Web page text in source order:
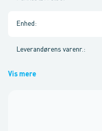
Enhed :
Leverandørens varenr. :
Vis mere